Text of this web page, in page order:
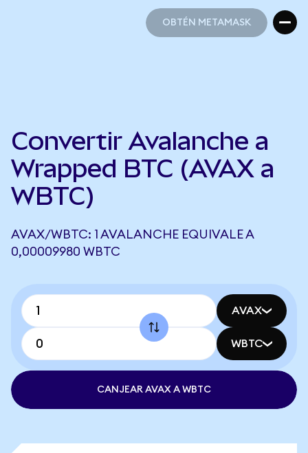
OBTÉN METAMASK
Convertir Avalanche a
Wrapped BTC (AVAX a
WBTC)
AVAX/WBTC: 1 AVALANCHE EQUIVALE A
0,00009980 WBTC
AVAX
WBTC
CANJEAR AVAX A WBTC